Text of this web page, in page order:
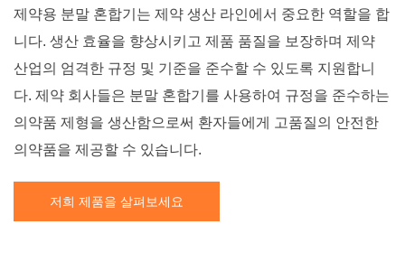
제약용 분말 혼합기는 제약 생산 라인에서 중요한 역할을 합
니다. 생산 효율을 향상시키고 제품 품질을 보장하며 제약
산업의 엄격한 규정 및 기준을 준수할 수 있도록 지원합니
다. 제약 회사들은 분말 혼합기를 사용하여 규정을 준수하는
의약품 제형을 생산함으로써 환자들에게 고품질의 안전한
의약품을 제공할 수 있습니다.
저희 제품을 살펴보세요